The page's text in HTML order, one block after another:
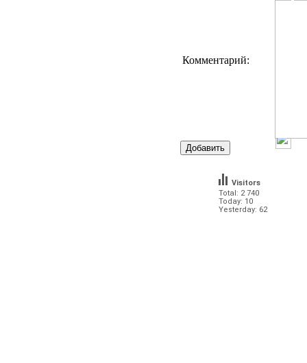
Комментарий:
Total: 2 740
Today: 10
Yesterday: 62
Visitors